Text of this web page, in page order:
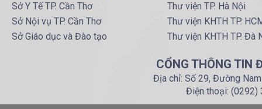
Sở Y Tế TP. Cần Thơ
Sở Nội vụ TP. Cần Thơ
Sở Giáo dục và Đào tạo
Thư viện TP. Hà Nội
Thư viện KHTH TP.
Thư viện KHTH TP. Đà
CỔNG THÔNG TIN
Địa chỉ: Số 29, Đường
Điện thoại: (0292)